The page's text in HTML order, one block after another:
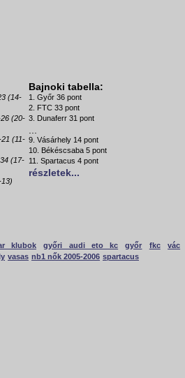
(14-
(20-
(11-
(17-
Bajnoki tabella:
1. Győr 36 pont
2. FTC 33 pont
3. Dunaferr 31 pont
9. Vásárhely 14 pont
10. Békéscsaba 5 pont
11. Spartacus 4 pont
részletek...
klubok győri audi eto kc győr fkc
vác
vasas nb1 nők 2005-2006 spartacus